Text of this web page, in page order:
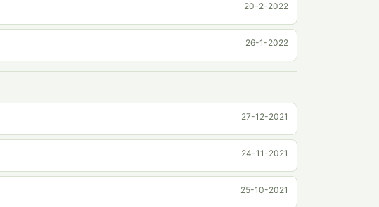
20-2-2022
26-1-2022
27-12-2021
24-11-2021
25-10-2021